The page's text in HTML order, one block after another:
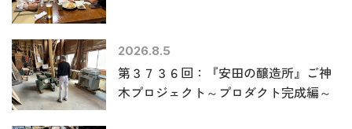
2026.8.5
第３７３６回：『安田の醸造所』ご神
木プロジェクト～プロダクト完成編～